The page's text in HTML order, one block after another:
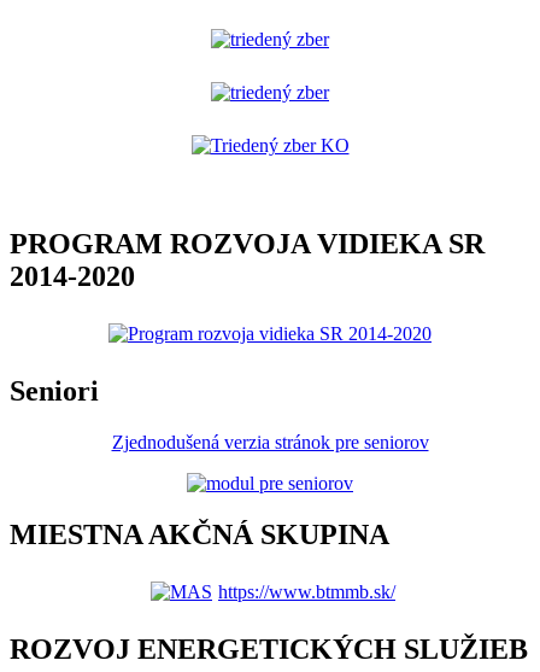
PROGRAM ROZVOJA VIDIEKA SR
2014-2020
Seniori
Zjednodušená verzia stránok pre seniorov
MIESTNA AKČNÁ SKUPINA
https://www.btmmb.sk/
ROZVOJ ENERGETICKÝCH SLUŽIEB